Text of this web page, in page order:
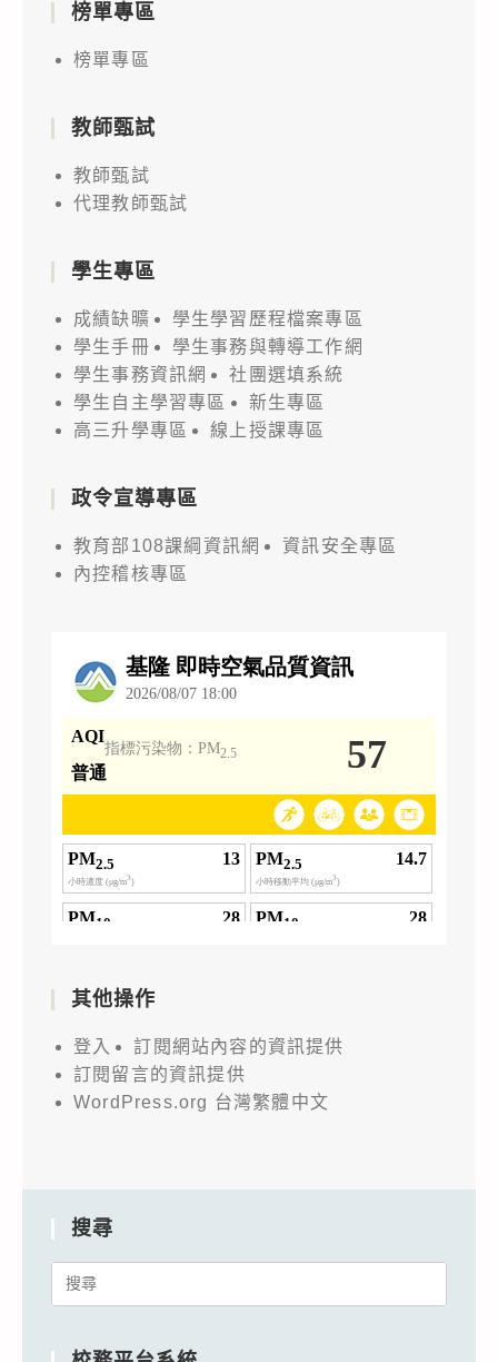
榜單專區
榜單專區
教師甄試
教師甄試
代理教師甄試
學生專區
成績缺曠
學生學習歷程檔案專區
學生手冊
學生事務與轉導工作網
學生事務資訊網
社團選填系統
學生自主學習專區
新生專區
高三升學專區
線上授課專區
政令宣導專區
教育部108課綱資訊網
資訊安全專區
內控稽核專區
其他操作
登入
訂閱網站內容的資訊提供
訂閱留言的資訊提供
WordPress.org 台灣繁體中文
搜尋
Search